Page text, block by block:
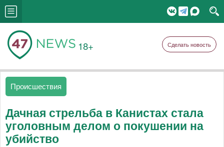
18+ Сделать новость
Происшествия
Дачная стрельба в Канистах стала
уголовным делом о покушении на
убийство